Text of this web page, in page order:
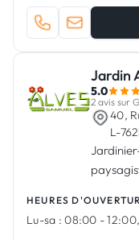
Jardin
5.0
2 avis sur
40,
L-
HEURES
Lu-sa : 08:00 -